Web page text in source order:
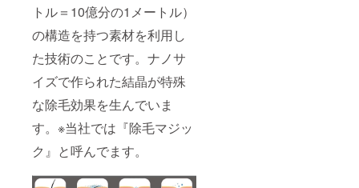
トル＝10億分の1メートル）
の構造を持つ素材を利用し
た技術のことです。ナノサ
イズで作られた結晶が特殊
な除毛効果を生んでいま
す。※当社では『除毛マジッ
ク』と呼んでます。